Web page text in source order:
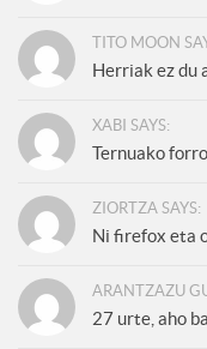
TITO MOON
Herriak ez du
XABI SAYS:
Ternuako
ZIORTZA SAYS:
Ni firefox eta
ARANTZAZU
27 urte, aho